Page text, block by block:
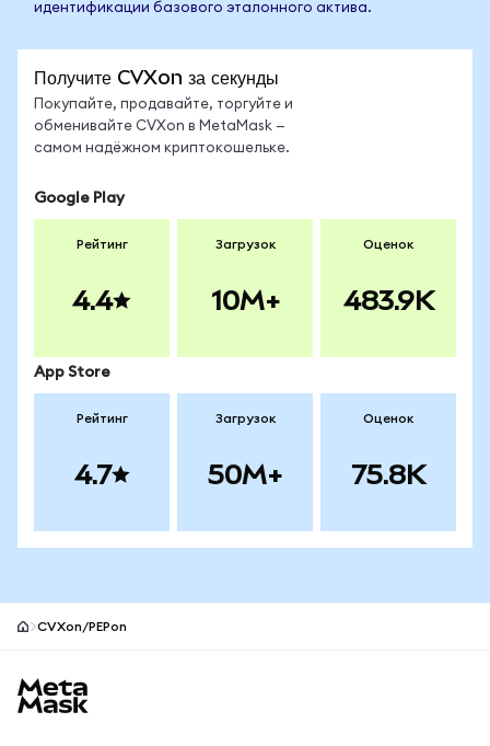
идентификации базового эталонного актива.
Получите CVXon за секунды
Покупайте, продавайте, торгуйте и
обменивайте CVXon в MetaMask —
самом надёжном криптокошельке.
Google Play
Рейтинг
4.4
Загрузок
10M+
Оценок
483.9K
App Store
Рейтинг
4.7
Загрузок
50M+
Оценок
75.8K
CVXon/PEPon